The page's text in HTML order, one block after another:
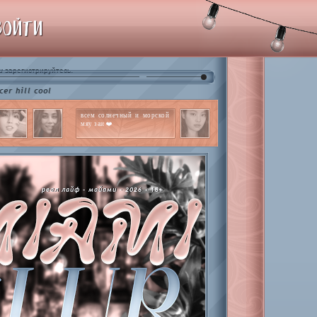
реал лайф - майами - 2026 - 18+
всем солнечный и морской
мяу заи ❤️
зарегистрируйтесь.